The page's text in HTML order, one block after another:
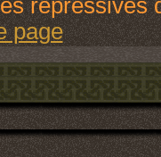
répressives
page